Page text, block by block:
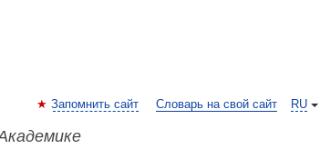
RU
Запомнить сайт Словарь на свой сайт